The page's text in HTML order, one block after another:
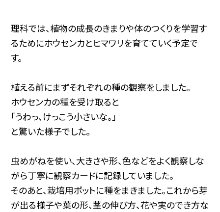
理科では、植物の成長のきまりや体のつくりを学習す
るためにホウセンカとヒマワリを育てていく予定で
す。
植える前にまずそれぞれの種の観察をしました。
ホウセンカの種を受け取ると
「うわっ、けっこう小さいな。」
と驚いた様子でした。
虫めがねを使い、大きさや形、色などをよく観察しな
がら丁寧に観察カードに記録していました。
そのあと、栽培用ポットに種をまきました。これから芽
が出る様子や葉の形、茎の伸び方、花や実のでき方な